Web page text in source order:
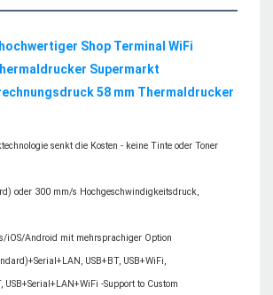
Shop Terminal WiFi
Supermarkt
senkt die Kosten - keine Tinte oder Toner
oder 300 mm/s Hochgeschwindigkeitsdruck,
iOS/Android mit mehrsprachiger Option
USB+BT, USB+WiFi,
USB+Serial+LAN+WiFi -Support to Custom